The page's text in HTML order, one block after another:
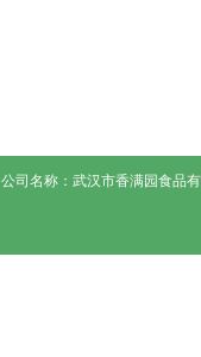
公司名称：武汉市香满园食品